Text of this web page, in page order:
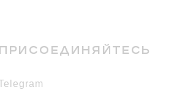
ПРИСОЕДИНЯЙТЕСЬ
telegram